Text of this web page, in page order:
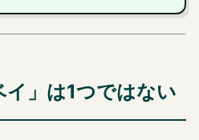
イ」は1つではない